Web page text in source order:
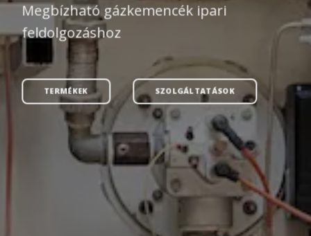
Megbízható gázkemencék ipari
feldolgozáshoz
TERMÉKEK SZOLGÁLTATÁSOK